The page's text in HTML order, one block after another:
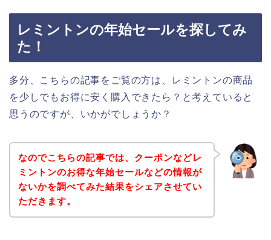
レミントンの年始セールを探してみ
た！
多分、こちらの記事をご覧の方は、レミントンの商品
を少しでもお得に安く購入できたら？と考えていると
思うのですが、いかがでしょうか？
なのでこちらの記事では、クーポンなどレ
ミントンのお得な年始セールなどの情報が
ないかを調べてみた結果をシェアさせてい
ただきます。